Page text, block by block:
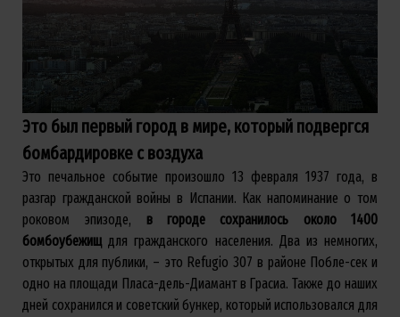
Это был первый город в мире, который подвергся
бомбардировке с воздуха
Это печальное событие произошло 13 февраля 1937 года, в
разгар гражданской войны в Испании. Как напоминание о том
роковом эпизоде, в городе сохранилось около 1400
бомбоубежищ для гражданского населения. Два из немногих,
открытых для публики, – это Refugio 307 в районе Побле-сек и
одно на площади Пласа-дель-Диамант в Грасиа. Также до наших
дней сохранился и советский бункер, который использовался для